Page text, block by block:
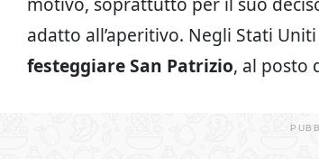
adatto all’aperitivo. Negli Stati
festeggiare San Patrizio, al posto